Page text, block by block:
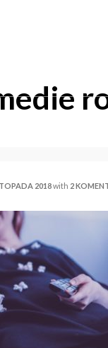
2018with 2